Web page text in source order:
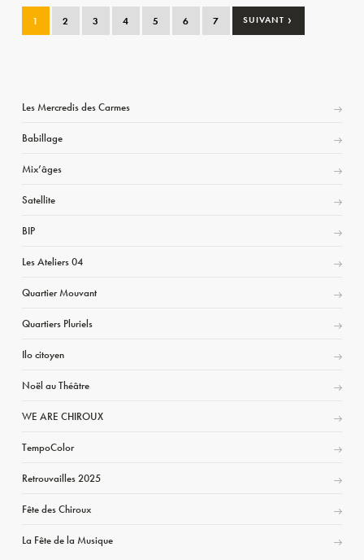
1 2 3 4 5 6 7 SUIVANT ›
Les Mercredis des Carmes
Babillage
Mix’âges
Satellite
BIP
Les Ateliers 04
Quartier Mouvant
Quartiers Pluriels
Ilo citoyen
Noël au Théâtre
WE ARE CHIROUX
TempoColor
Retrouvailles 2025
Fête des Chiroux
La Fête de la Musique